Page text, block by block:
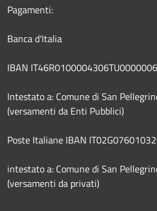
Pagamenti:
Banca d'Italia
IBAN
Intestato a: Comune di San
(versamenti da Enti Pubblici)
Poste Italiane IBAN
intestato a: Comune di San
(versamenti da privati)